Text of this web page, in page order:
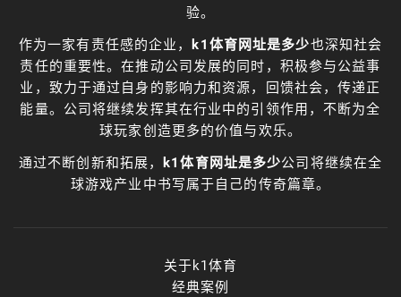
验。
作为一家有责任感的企业，
k1体育网址是多少也深知社会
责任的重要性。在推动公司发展的同时，积极参与公益事
业，致力于通过自身的影响力和资源，回馈社会，传递正
能量。公司将继续发挥其在行业中的引领作用，不断为全
球玩家创造更多的价值与欢乐。
通过不断创新和拓展，
k1体育网址是多少公司将继续在全
球游戏产业中书写属于自己的传奇篇章。
关于k1体育
经典案例